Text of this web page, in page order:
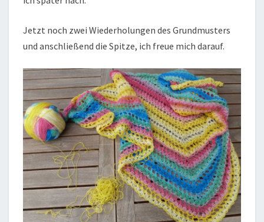
Jetzt noch zwei Wiederholungen des Grundmusters
und anschließend die Spitze, ich freue mich darauf.